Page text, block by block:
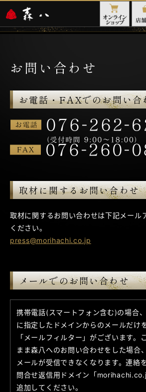
お問い合わせ
お電話・FAXでのお問い合
取材に関するお問い合わせ
取材に関するお問い合わせは下記メール
ください。
press@morihachi.co.jp
メールでのお問い合わせ
携帯電話(スマートフォン含む)の場合
に指定したドメインからのメールだけ
「メールフィルター」がございます。
まま森八へのお問い合わせをした場合
メールが受信できなくなります。連絡
問合せ返信用ドメイン「
追加してください。